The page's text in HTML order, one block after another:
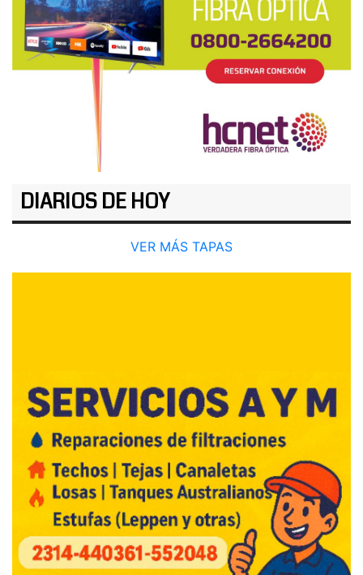
DIARIOS DE HOY
VER MÁS TAPAS